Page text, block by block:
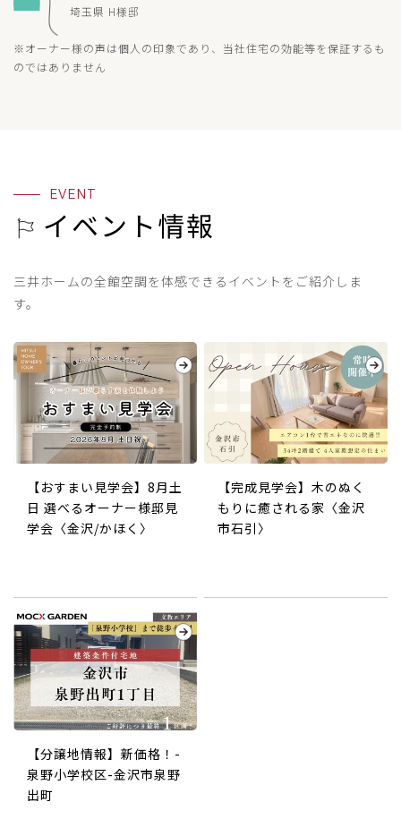
埼玉県 H様邸
※オーナー様の声は個人の印象であり、当社住宅の効能等を保証するも
のではありません
EVENT
イベント情報
三井ホームの全館空調を体感できるイベントをご紹介しま
す。
【おすまい見学会】8月土
日 選べるオーナー様邸見
学会〈金沢/かほく〉
【完成見学会】木のぬく
もりに癒される家〈金沢
市石引〉
【分譲地情報】新価格！-
泉野小学校区-金沢市泉野
出町